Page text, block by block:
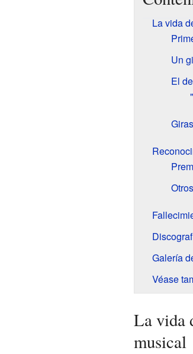
La vida
Un
El
Galería
Véase
La vida
musical